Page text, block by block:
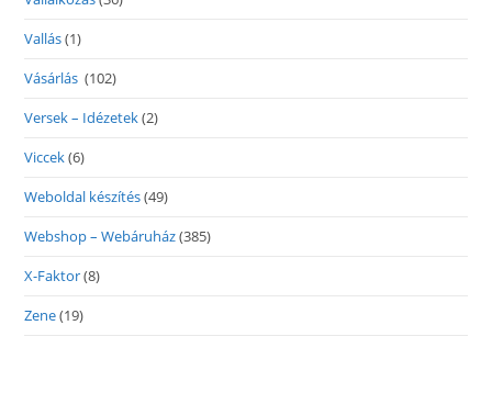
Vallás(1)
Vásárlás (102)
Versek – Idézetek(2)
Viccek(6)
Weboldal készítés(49)
Webshop – Webáruház(385)
X-Faktor(8)
Zene(19)